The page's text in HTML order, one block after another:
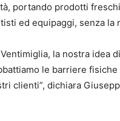
portando prodotti
ed equipaggi, senza la
la nostra idea
le barriere
clienti”, dichiara